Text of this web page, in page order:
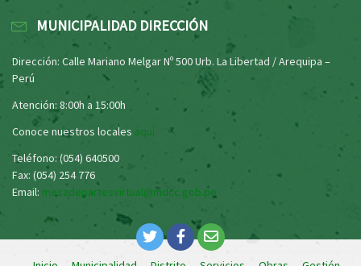
MUNICIPALIDAD DIRECCIÓN
Dirección: Calle Mariano Melgar Nº 500 Urb. La Libertad / Arequipa –
Perú
Atención: 8:00h a 15:00h
Conoce nuestros locales aquí
Teléfono: (054) 640500
Fax: (054) 254 776
Email: mesadepartesvirtual@mdcc.gob.pe